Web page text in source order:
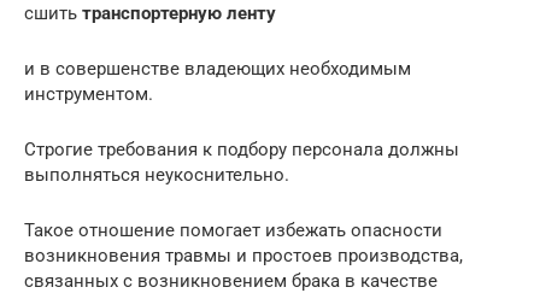
сшить транспортерную ленту
и в совершенстве владеющих необходимым
инструментом.
Строгие требования к подбору персонала должны
выполняться неукоснительно.
Такое отношение помогает избежать опасности
возникновения травмы и простоев производства,
связанных с возникновением брака в качестве